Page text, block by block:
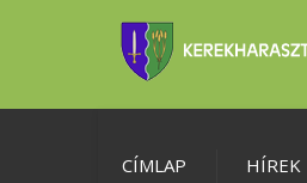
CÍMLAP HÍREK